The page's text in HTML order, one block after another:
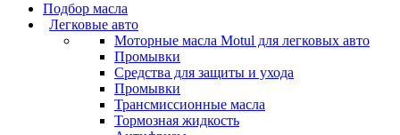
Подбор масла
Легковые авто
Моторные масла Motul для легковых авто
Промывки
Средства для защиты и ухода
Промывки
Трансмиссионные масла
Тормозная жидкость